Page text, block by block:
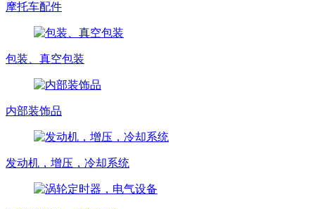
摩托车配件
包装、真空包装
内部装饰品
发动机，增压，冷却系统